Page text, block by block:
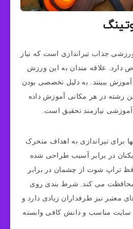
جذاب تیراندازی است که نیاز
دارد. علاقه مندان به این ورزش
آموزش ببینند. به دلیل تخصصی بودن
رشته در هر مکانی آموزش داده
نیازمند تحقیق است.
برای تیراندازی به اهداف متحرک
در برابر آسیب طراحی شده
تراپ شوت از چشمان در برابر
محافظت می کند. شرط بندی روی
معتبر نیز طرفداران زیادی دارد و
سایت مناسب و دانش کافی وابسته